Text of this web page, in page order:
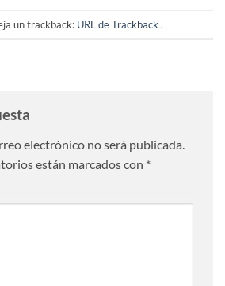
un trackback: URL de Trackback.
electrónico no será publicada.
están marcados con *